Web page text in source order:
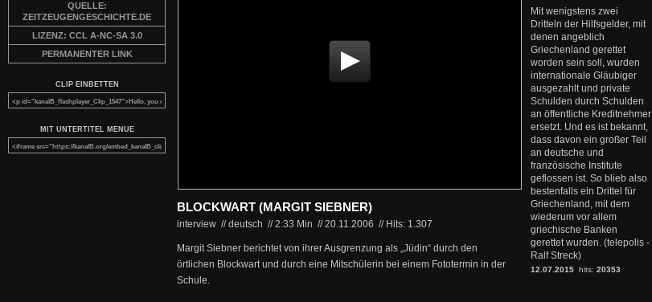
QUELLE:
ZEITZEUGENGESCHICHTE.DE
LIZENZ: CCL A-NC-SA 3.0
PERMANENTER LINK
CLIP EINBETTEN
MIT UNTERTITEL MENUE
BLOCKWART (MARGIT SIEBNER)
interview // deutsch //2:33 Min //20.11.2006 // Hits: 1.307
Margit Siebner berichtet von ihrer Ausgrenzung als „Jüdin“ durch den
örtlichen Blockwart und durch eine Mitschülerin bei einem Fototermin in der
Schule.
Mit wenigstens zwei
Dritteln der Hilfsgelder, mit
denen angeblich
Griechenland gerettet
worden sein soll, wurden
internationale Gläubiger
ausgezahlt und private
Schulden durch Schulden
an öffentliche Kreditnehmer
ersetzt. Und es ist bekannt,
dass davon ein großer Teil
an deutsche und
französische Institute
geflossen ist. So blieb also
bestenfalls ein Drittel für
Griechenland, mit dem
wiederum vor allem
griechische Banken
gerettet wurden. (telepolis -
Ralf Streck)
12.07.2015 hits: 20353